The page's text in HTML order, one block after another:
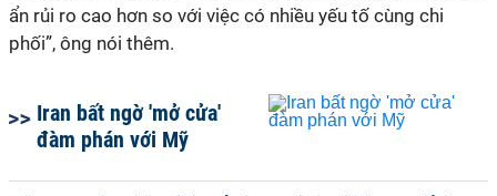
ẩn rủi ro cao hơn so với việc có nhiều yếu tố cùng chi
phối”, ông nói thêm.
Iran bất ngờ 'mở cửa'
đàm phán với Mỹ